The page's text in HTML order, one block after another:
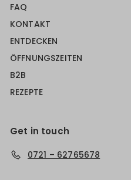
FAQ
KONTAKT
ENTDECKEN
ÖFFNUNGSZEITEN
B2B
REZEPTE
Get in touch
0721 – 62765678